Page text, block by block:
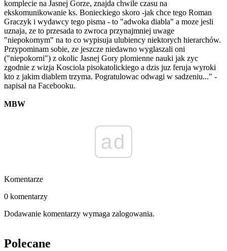
komplecie na Jasnej Gorze, znajda chwile czasu na
ekskomunikowanie ks. Bonieckiego skoro -jak chce tego Roman
Graczyk i wydawcy tego pisma - to "adwoka diabla" a moze jesli
uznaja, ze to przesada to zwroca przynajmniej uwage
"niepokornym" na to co wypisuja ulubiency niektorych hierarchów.
Przypominam sobie, ze jeszcze niedawno wyglaszali oni
("niepokorni") z okolic Jasnej Gory plomienne nauki jak zyc
zgodnie z wizja Kosciola pisokatolickiego a dzis juz feruja wyroki
kto z jakim diablem trzyma. Pogratulowac odwagi w sadzeniu..." -
napisał na Facebooku.
MBW
ad
Komentarze
0 komentarzy
Dodawanie komentarzy wymaga zalogowania.
Polecane